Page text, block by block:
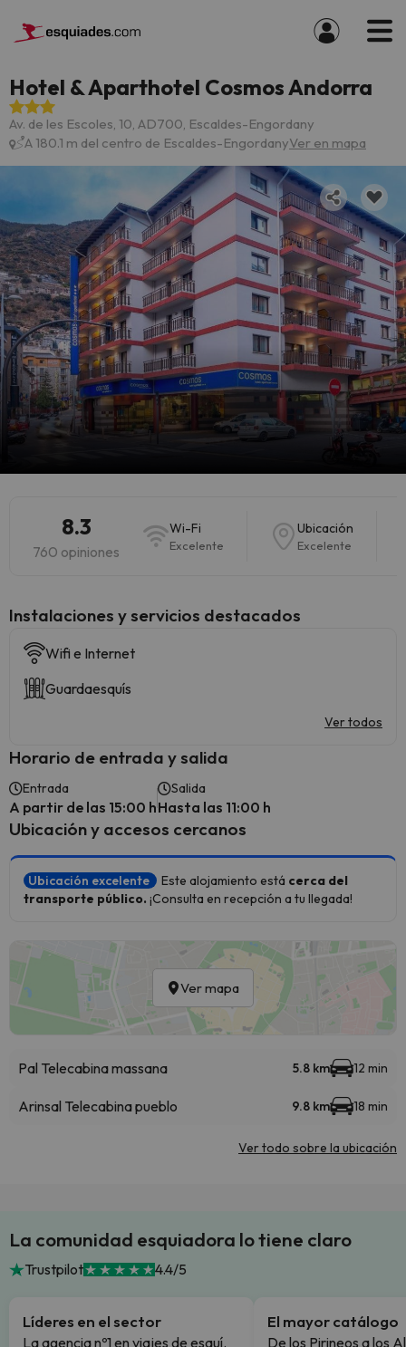
Hotel & Aparthotel Cosmos Andorra
Av. de les Escoles, 10, AD700, Escaldes-Engordany
A 180.1 m del centro de Escaldes-EngordanyVer en mapa
8.3
760 opiniones
Wi-Fi
Excelente
Ubicación
Excelente
Instalaciones y servicios destacados
Wifi e Internet
Guardaesquís
Ver todos
Horario de entrada y salida
Entrada
A partir de las 15:00 h
Salida
Hasta las 11:00 h
Ubicación y accesos cercanos
Ubicación excelente Este alojamiento está cerca del
transporte público. ¡Consulta en recepción a tu llegada!
Ver mapa
Pal Telecabina massana 5.8 km 12 min
Arinsal Telecabina pueblo 9.8 km 18 min
Ver todo sobre la ubicación
La comunidad esquiadora lo tiene claro
Trustpilot 4.4/5
Líderes en el sector
La agencia nº1 en viajes de esquí.
El mayor catálogo
De los Pirineos a los